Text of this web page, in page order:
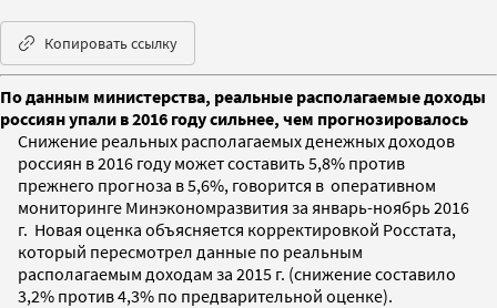
Копировать ссылку
По данным министерства, реальные располагаемые доходы
россиян упали в 2016 году сильнее, чем прогнозировалось
Снижение реальных располагаемых денежных доходов
россиян в 2016 году может составить 5,8% против
прежнего прогноза в 5,6%, говорится в оперативном
мониторинге Минэкономразвития за январь-ноябрь 2016
г. Новая оценка объясняется корректировкой Росстата,
который пересмотрел данные по реальным
располагаемым доходам за 2015 г. (снижение составило
3,2% против 4,3% по предварительной оценке).